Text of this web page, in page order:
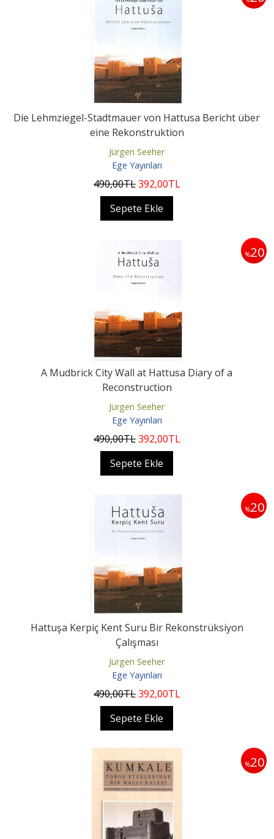
Die Lehmziegel-Stadtmauer von Hattusa Bericht über
eine Rekonstruktion
Jürgen Seeher
Ege Yayınları
490,00TL392,00TL
Sepete Ekle
%20
A Mudbrick City Wall at Hattusa Diary of a
Reconstruction
Jürgen Seeher
Ege Yayınları
490,00TL392,00TL
Sepete Ekle
%20
Hattuşa Kerpiç Kent Suru Bir Rekonstrüksiyon
Çalışması
Jürgen Seeher
Ege Yayınları
490,00TL392,00TL
Sepete Ekle
%20